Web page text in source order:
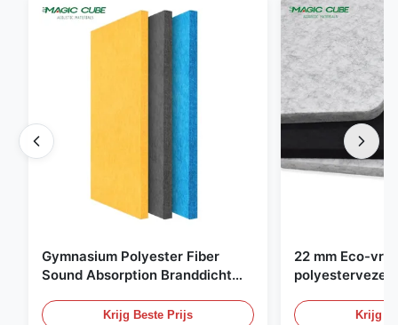
Gymnasium Polyester Fiber
Sound Absorption Branddicht
Krijg Beste Prijs
22 mm Eco-
polyestervezel
bioscoop
Krijg